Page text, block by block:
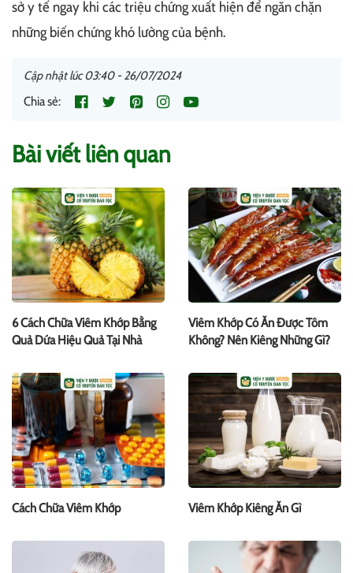
sở y tế ngay khi các triệu chứng xuất hiện để ngăn chặn
những biến chứng khó lường của bệnh.
Cập nhật lúc 03:40 - 26/07/2024
Chia sẻ:
Bài viết liên quan
6 Cách Chữa Viêm Khớp Bằng
Quả Dứa Hiệu Quả Tại Nhà
Viêm Khớp Có Ăn Được Tôm
Không? Nên Kiêng Những Gì?
Cách Chữa Viêm Khớp Viêm Khớp Kiêng Ăn Gì